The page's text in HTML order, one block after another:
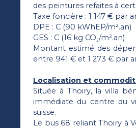
des peintures refaites à
Taxe foncière : 1 147 € par
DPE : C (90 kWhEP/m².an)
GES : C (16 kg CO₂/m².an)
Montant estimé des
entre 941 € et 1 273 € par
Localisation et
Située à Thoiry, la villa
immédiate du centre du
suisse.
Le bus 68 reliant Thoiry à